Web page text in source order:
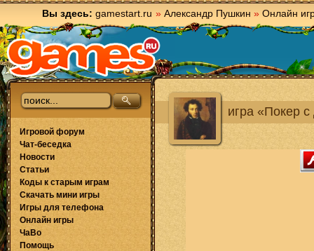
Вы здесь: gamestart.ru » Александр Пушкин » Онлайн
игра «Покер
Игровой форум
Чат-беседка
Новости
Статьи
Коды к старым играм
Скачать мини игры
Игры для телефона
Онлайн игры
ЧаВо
Помощь